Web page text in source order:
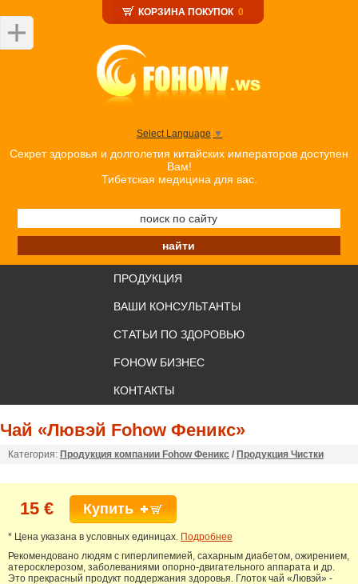
КОРЗИНА ПОКУПОК 0
Select Language ▼
Секрет здоровья и долголетия китайских императоров доступен
Вам!
Тибетская медицина для вас.
ПРОДУКЦИЯ
ВАШИ КОНСУЛЬТАНТЫ
СТАТЬИ ПО ЗДОРОВЬЮ
FOHOW БИЗНЕС
КОНТАКТЫ
Чай «Лювэй Fohow Феникс»
Категория: Продукция компании Fohow Феникс / Продукция Чистки
15 € Купить
* Цена указана в условных единицах. Подробнее
Рекомендовано людям с гиперлипемией, сахарным диабетом, ожирением,
атеросклерозом, заболеваниями опорно-двигательного аппарата и др.
Это прекрасный продукт поддержания здоровья. Глоток чай «Лювэй» -